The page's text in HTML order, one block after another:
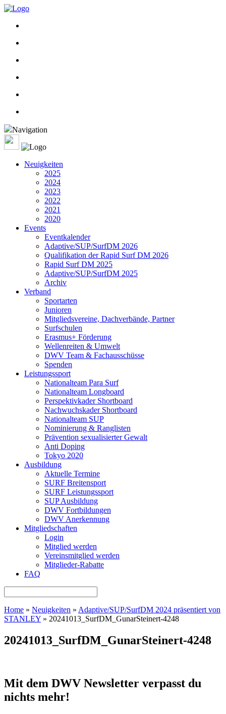
Navigation
Neuigkeiten
2025
2024
2023
2022
2021
2020
Events
Eventkalender
Adaptive/SUP/SurfDM 2026
Qualifikation der Rapid Surf DM 2026
Rapid Surf DM 2025
Adaptive/SUP/SurfDM 2025
Archiv
Verband
Sportarten
Junioren
Mitgliedsvereine, Dachverbände, Partner
Surfschulen
Erasmus+ Förderung
Wellenreiten & Umwelt
DWV Team & Fachausschüsse
Spenden
Leistungssport
Nationalteam Para Surf
Nationalteam Longboard
Perspektivkader Shortboard
Nachwuchskader Shortboard
Nationalteam SUP
Nominierung & Ranglisten
Prävention sexualisierter Gewalt
Anti Doping
Tokyo 2020
Ausbildung
Aktuelle Termine
SURF Breitensport
SURF Leistungssport
SUP Ausbildung
DWV Fortbildungen
DWV Anerkennung
Mitgliedschaften
Login
Mitglied werden
Vereinsmitglied werden
Mitglieder-Rabatte
FAQ
Home » Neuigkeiten » Adaptive/SUP/SurfDM 2024 präsentiert von
STANLEY » 20241013_SurfDM_GunarSteinert-4248
20241013_SurfDM_GunarSteinert-4248
Mit dem DWV Newsletter verpasst du
nichts mehr!